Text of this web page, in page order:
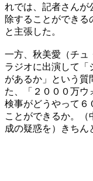
れでは、記者さんが
除することができる
と主張した。
一方、秋美愛（チュ
ラジオに出演して「
があるか」という質
た、「２０００万ウ
検事がどうやって６
ことができるか。
成の疑惑を）きちん